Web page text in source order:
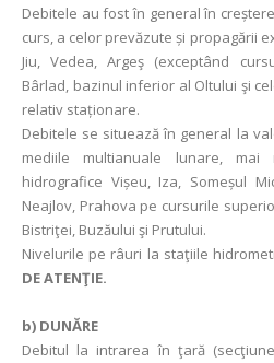
Debitele au fost în general în
curs, a celor prevăzute și propagării
Jiu, Vedea, Argeş (exceptând
Bârlad, bazinul inferior al Oltului şi
relativ staționare.
Debitele se situează în general la
mediile multianuale lunare, mai
hidrografice Vișeu, Iza, Someșul
Neajlov, Prahova pe cursurile
Bistriţei, Buzăului şi Prutului.
Nivelurile pe râuri la staţiile
DE ATENŢIE.
b) DUNĂRE
Debitul la intrarea în ţară